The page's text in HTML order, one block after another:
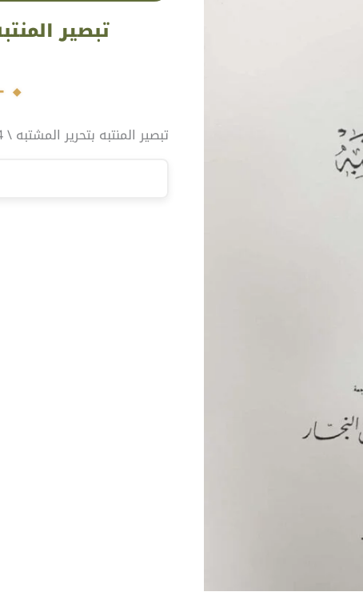
تبصير المنتبه بتحرير المشتبه \ 4 مجلدات